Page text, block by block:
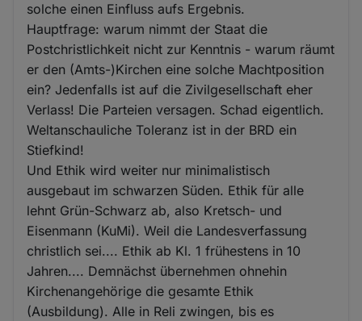
solche einen Einfluss aufs Ergebnis.
Hauptfrage: warum nimmt der Staat die
Postchristlichkeit nicht zur Kenntnis - warum räumt
er den (Amts-)Kirchen eine solche Machtposition
ein? Jedenfalls ist auf die Zivilgesellschaft eher
Verlass! Die Parteien versagen. Schad eigentlich.
Weltanschauliche Toleranz ist in der BRD ein
Stiefkind!
Und Ethik wird weiter nur minimalistisch
ausgebaut im schwarzen Süden. Ethik für alle
lehnt Grün-Schwarz ab, also Kretsch- und
Eisenmann (KuMi). Weil die Landesverfassung
christlich sei.... Ethik ab Kl. 1 frühestens in 10
Jahren.... Demnächst übernehmen ohnehin
Kirchenangehörige die gesamte Ethik
(Ausbildung). Alle in Reli zwingen, bis es